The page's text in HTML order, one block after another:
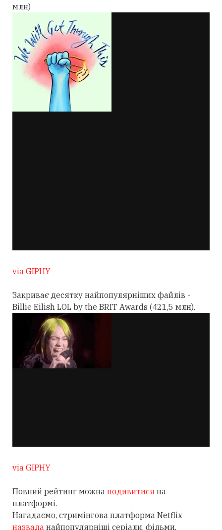
млн)
via GIPHY
Закриває десятку найпопулярніших файлів -
Billie Eilish LOL by the BRIT Awards (421,5 млн).
via GIPHY
Повний рейтинг можна подивитися на
платформі.
Нагадаємо, стримінгова платформа Netflix
назвала найпопулярніші серіали, фільми,